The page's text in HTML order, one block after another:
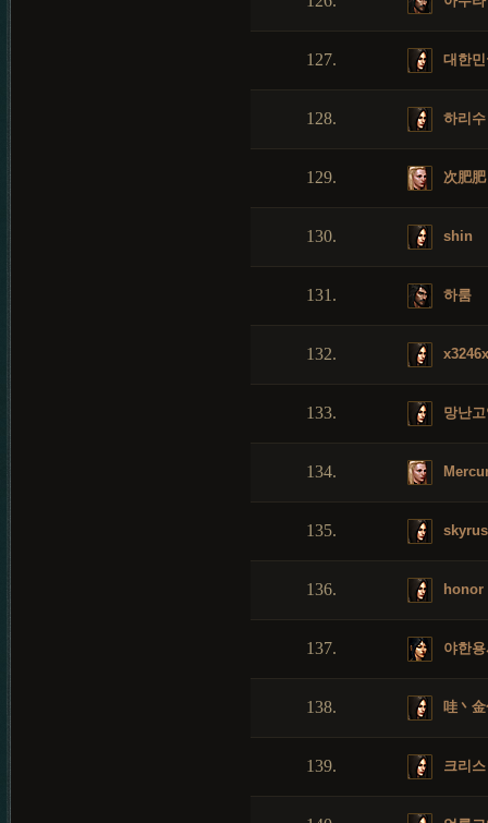
127. 대한
128. 하리수
129. 次肥肥
130. shin
131. 하룸
132.
133. 망난
134.
135.
136. honor
137. 야한
138. 哇丶
139. 크리스